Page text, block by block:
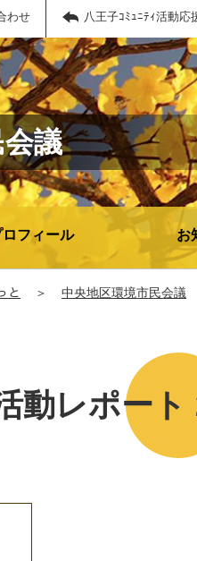
わせ 八王子ｺﾐｭﾆﾃｨ活動
議
ロフィール お
と ＞ 中央地区環境市民会議
動レポート